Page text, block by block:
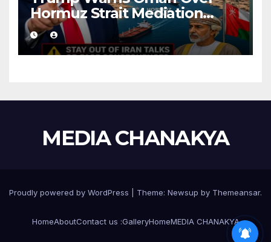
Hormuz Strait Mediation
With Iran
MEDIA CHANAKYA
Proudly powered by WordPress Theme: Newsup by Themeansar.
HomeAboutContact us :GalleryHomeMEDIA CHANAKYA